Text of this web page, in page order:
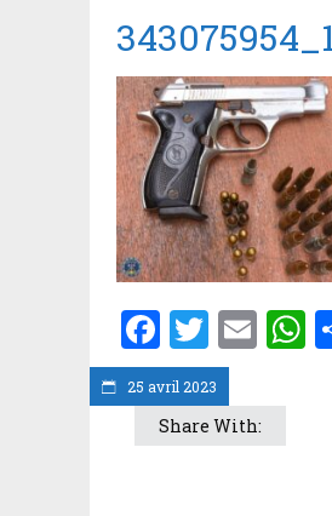
25 avril 2023
Facebook
Share With: